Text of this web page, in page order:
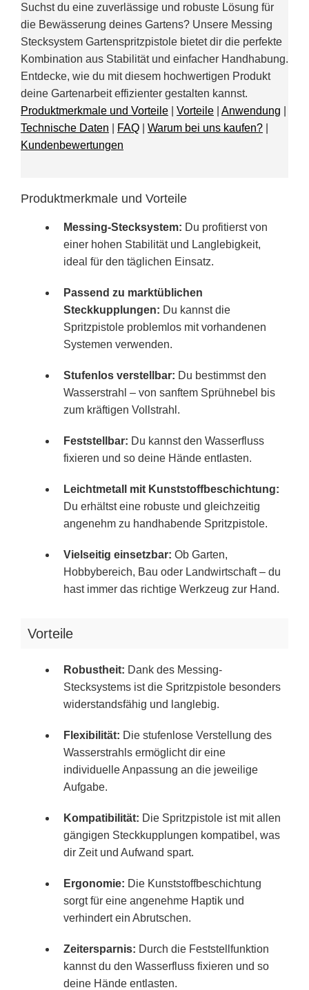
Suchst du eine zuverlässige und robuste Lösung für
die Bewässerung deines Gartens? Unsere Messing
Stecksystem Gartenspritzpistole bietet dir die perfekte
Kombination aus Stabilität und einfacher Handhabung.
Entdecke, wie du mit diesem hochwertigen Produkt
deine Gartenarbeit effizienter gestalten kannst.
Produktmerkmale und Vorteile
Vorteile Anwendung
Technische Daten
FAQ Warum bei uns kaufen?
Kundenbewertungen
Produktmerkmale und Vorteile
Messing-Stecksystem: Du profitierst von
einer hohen Stabilität und Langlebigkeit,
ideal für den täglichen Einsatz.
Passend zu marktüblichen
Steckkupplungen: Du kannst die
Spritzpistole problemlos mit vorhandenen
Systemen verwenden.
Stufenlos verstellbar: Du bestimmst den
Wasserstrahl – von sanftem Sprühnebel bis
zum kräftigen Vollstrahl.
Feststellbar: Du kannst den Wasserfluss
fixieren und so deine Hände entlasten.
Leichtmetall mit Kunststoffbeschichtung:
Du erhältst eine robuste und gleichzeitig
angenehm zu handhabende Spritzpistole.
Vielseitig einsetzbar: Ob Garten,
Hobbybereich, Bau oder Landwirtschaft – du
hast immer das richtige Werkzeug zur Hand.
Vorteile
Robustheit: Dank des Messing-
Stecksystems ist die Spritzpistole besonders
widerstandsfähig und langlebig.
Flexibilität: Die stufenlose Verstellung des
Wasserstrahls ermöglicht dir eine
individuelle Anpassung an die jeweilige
Aufgabe.
Kompatibilität: Die Spritzpistole ist mit allen
gängigen Steckkupplungen kompatibel, was
dir Zeit und Aufwand spart.
Ergonomie: Die Kunststoffbeschichtung
sorgt für eine angenehme Haptik und
verhindert ein Abrutschen.
Zeitersparnis: Durch die Feststellfunktion
kannst du den Wasserfluss fixieren und so
deine Hände entlasten.